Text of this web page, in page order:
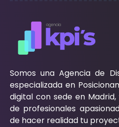
Somos una Agencia de
especializada en
digital con sede en
de profesionales
de hacer realidad tu